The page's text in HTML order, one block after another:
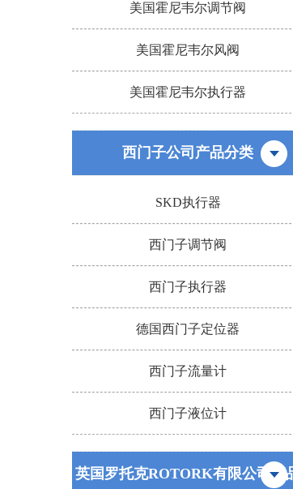
美国霍尼韦尔调节阀
美国霍尼韦尔风阀
美国霍尼韦尔执行器
西门子公司产品分类
SKD执行器
西门子调节阀
西门子执行器
德国西门子定位器
西门子流量计
西门子液位计
英国罗托克ROTORK有限公司产